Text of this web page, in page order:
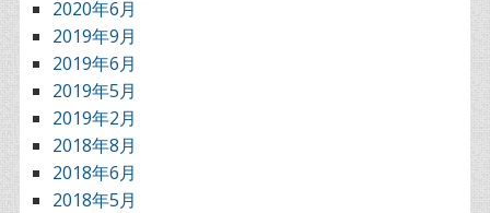
2020年6月
2019年9月
2019年6月
2019年5月
2019年2月
2018年8月
2018年6月
2018年5月